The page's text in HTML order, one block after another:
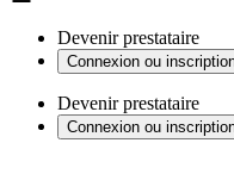
Devenir prestataire
Connexion ou
Devenir prestataire
Connexion ou